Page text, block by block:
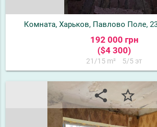
Комната, Харьков, Павлово Поле,
192 000 грн
($4 300)
21/15 m² 5/5 эт
share star_border